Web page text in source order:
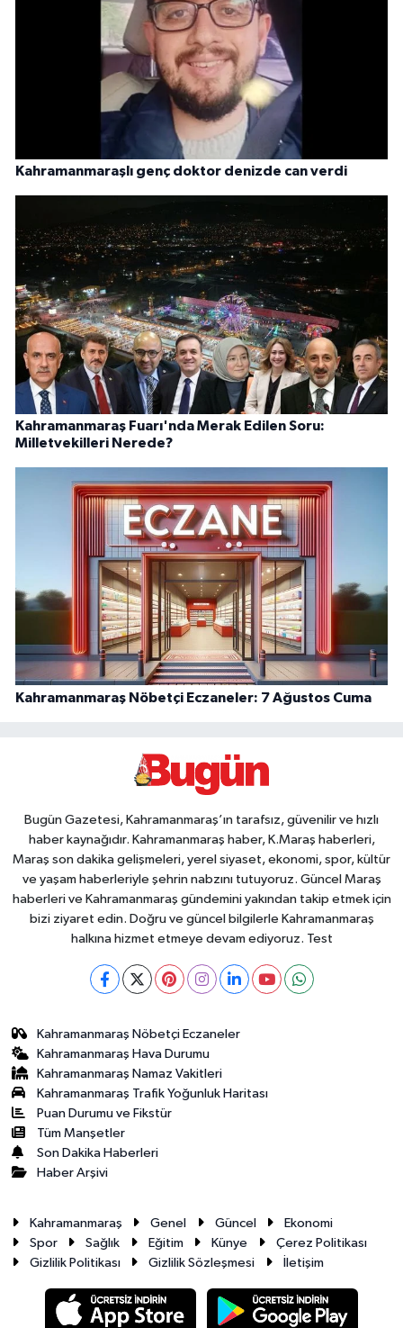
Kahramanmaraşlı genç doktor denizde can verdi
Kahramanmaraş Fuarı'nda Merak Edilen Soru:
Milletvekilleri Nerede?
Kahramanmaraş Nöbetçi Eczaneler: 7 Ağustos Cuma
Bugün Gazetesi, Kahramanmaraş’ın tarafsız, güvenilir ve hızlı
haber kaynağıdır. Kahramanmaraş haber, K.Maraş haberleri,
Maraş son dakika gelişmeleri, yerel siyaset, ekonomi, spor, kültür
ve yaşam haberleriyle şehrin nabzını tutuyoruz. Güncel Maraş
haberleri ve Kahramanmaraş gündemini yakından takip etmek için
bizi ziyaret edin. Doğru ve güncel bilgilerle Kahramanmaraş
halkına hizmet etmeye devam ediyoruz. Test
Kahramanmaraş Nöbetçi Eczaneler
Kahramanmaraş Hava Durumu
Kahramanmaraş Namaz Vakitleri
Kahramanmaraş Trafik Yoğunluk Haritası
Puan Durumu ve Fikstür
Tüm Manşetler
Son Dakika Haberleri
Haber Arşivi
Kahramanmaraş Genel Güncel
Ekonomi
Spor
Sağlık Eğitim Künye
Çerez Politikası
Gizlilik Politikası
Gizlilik Sözleşmesi İletişim